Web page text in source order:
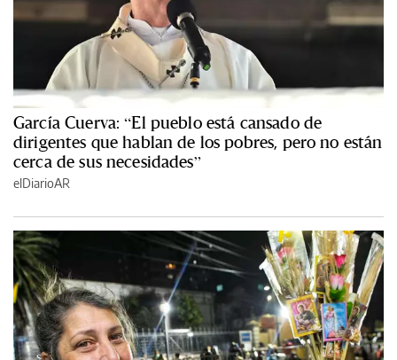
García Cuerva: “El pueblo está cansado de
dirigentes que hablan de los pobres, pero no están
cerca de sus necesidades”
elDiarioAR